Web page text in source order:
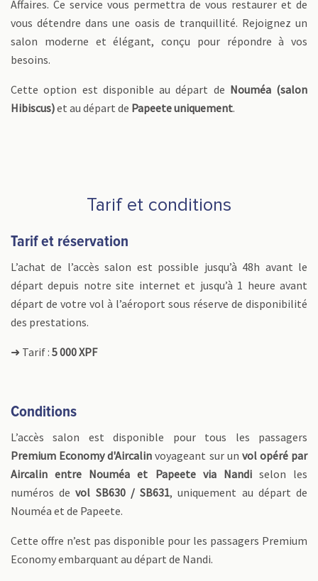
Affaires. Ce service vous permettra de vous restaurer et de
vous détendre dans une oasis de tranquillité. Rejoignez un
salon moderne et élégant, conçu pour répondre à vos
besoins.
Cette option est disponible au départ de Nouméa (salon
Hibiscus)et au départ de Papeete uniquement.
Tarif et conditions
Tarif et réservation
L’achat de l’accès salon est possible jusqu’à 48h avant le
départ depuis notre site internet et jusqu’à 1 heure avant
départ de votre vol à l’aéroport sous réserve de disponibilité
des prestations.
➜ Tarif : 5 000 XPF
Conditions
L’accès salon est disponible pour tous les passagers
Premium Economy d'Aircalin voyageant sur un vol opéré par
Aircalin entre Nouméa et Papeete via Nandi selon les
numéros devol SB630 / SB631, uniquement au départ de
Nouméa et de Papeete.
Cette offre n’est pas disponible pour les passagers Premium
Economy embarquant au départ de Nandi.